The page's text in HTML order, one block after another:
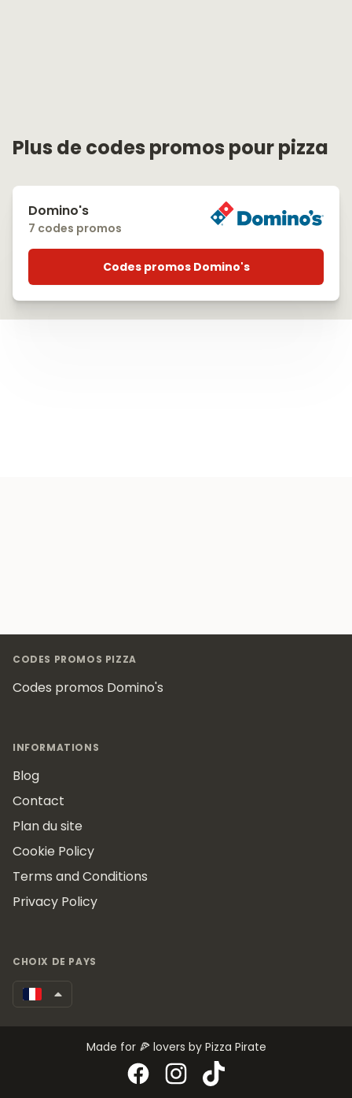
Plus de codes promos pour pizza
Domino's
7 codes promos
Codes promos Domino's
CODES PROMOS PIZZA
Codes promos Domino's
INFORMATIONS
Blog
Contact
Plan du site
Cookie Policy
Terms and Conditions
Privacy Policy
CHOIX DE PAYS
Made for 🍕 lovers by Pizza Pirate
FacebookInstagram
TikTok